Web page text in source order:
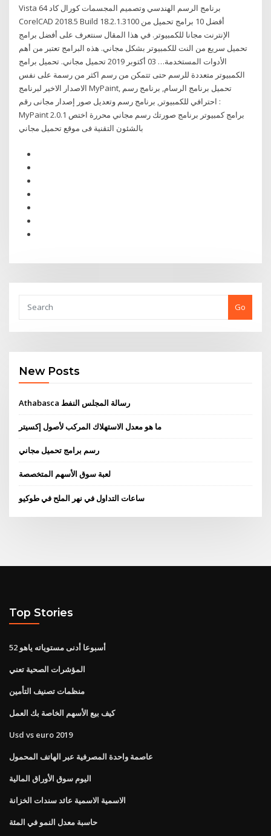
Vista 64 برنامج الرسم الهندسي وتصميم المجسمات كورال كاد
CorelCAD 2018.5 Build 18.2.1.3100 أفضل 10 برامج تحميل من
الإنترنت مجانا للكمبيوتر. في هذا المقال سنتعرف على أفضل برامج
تحميل سريع من النت للكمبيوتر بشكل مجاني. هذه البرامج تعتبر من أهم
الأدوات المستخدمة… 03 أكتوبر 2019 تحميل مجاني. تحميل برامج
الكمبيوتر متعددة للرسم حتى تتمكن من رسم اكثر من رسمة على نفس
الاصدار الاخير لبرنامج MyPaint, تحميل برنامج الرسام, برنامج رسم
احترافي للكمبيوتر, برنامج رسم وتعديل صور إصدار مجانى رقم :
MyPaint 2.0.1 برامج كمبيوتر برنامج صورتك رسم مجاني محررة اختص
بالشئون التقنية فى موقع تحميل مجاني
Go
New Posts
Athabasca رسالة المجلس النفط
ما هو معدل الاستهلاك المركب لأصول إكسيتر
رسم برامج تحميل مجاني
لعبة سوق الأسهم المتخصصة
ساعات التداول في نهر الملح في طوكيو
Top Stories
52 أسبوعا أدنى مستوياته ياهو
المؤشرات الصحية تعني
منظمات تصنيف التأمين
كيف بيع الأسهم الخاصة بك العمل
Usd vs euro 2019
عاصمة واحدة المصرفية عبر الهاتف المحمول
اليوم سوق الأوراق المالية
الاسمية الاسمية عائد سندات الخزانة
حاسبة معدل النمو في المئة